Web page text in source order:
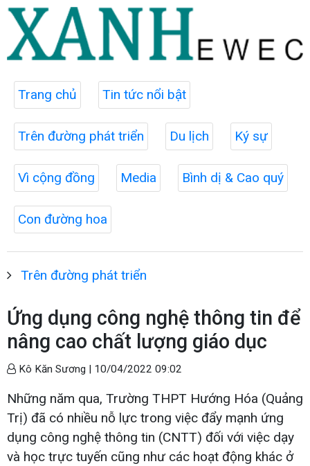
Trang chủ Tin tức nổi bật
Trên đường phát triển Du lịch Ký sự
Vì cộng đồng Media Bình dị & Cao quý
Con đường hoa
Trên đường phát triển
Ứng dụng công nghệ thông tin để
nâng cao chất lượng giáo dục
Kô Kăn Sương | 10/04/2022 09:02
Những năm qua, Trường THPT Hướng Hóa (Quảng
Trị) đã có nhiều nỗ lực trong việc đẩy mạnh ứng
dụng công nghệ thông tin (CNTT) đối với việc dạy
và học trực tuyến cũng như các hoạt động khác ở